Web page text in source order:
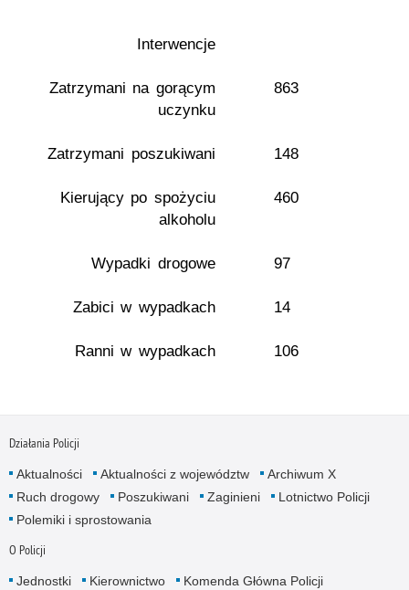
Interwencje
Zatrzymani na gorącym
uczynku
863
Zatrzymani poszukiwani 148
Kierujący po spożyciu
alkoholu
460
Wypadki drogowe 97
Zabici w wypadkach 14
Ranni w wypadkach 106
Działania Policji
Aktualności Aktualności z województw
Archiwum X
Ruch drogowy
Poszukiwani Zaginieni
Lotnictwo Policji
Polemiki i sprostowania
O Policji
Jednostki Kierownictwo
Komenda Główna Policji